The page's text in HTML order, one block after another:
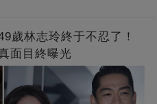
歲林志玲終于不忍了！
面目終曝光